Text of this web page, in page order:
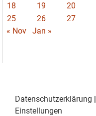
18
19 20
25
26 27
« Nov
Jan »
Datenschutzerklärung |
Einstellungen